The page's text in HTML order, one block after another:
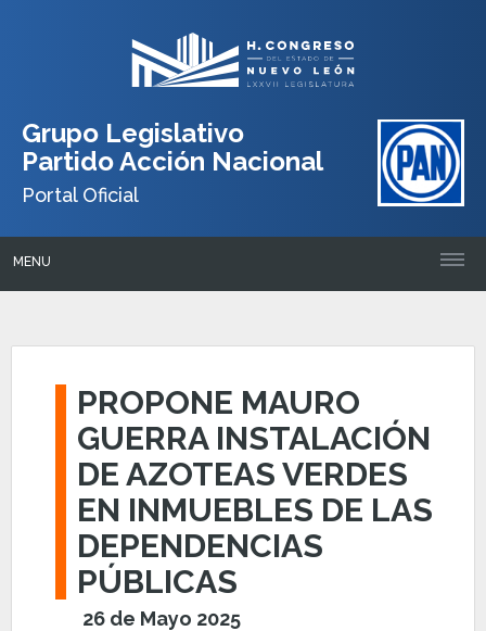
Grupo Legislativo
Partido Acción Nacional
Portal Oficial
MENU
PROPONE MAURO
GUERRA INSTALACIÓN
DE AZOTEAS VERDES
EN INMUEBLES DE LAS
DEPENDENCIAS
PÚBLICAS
26 de Mayo 2025